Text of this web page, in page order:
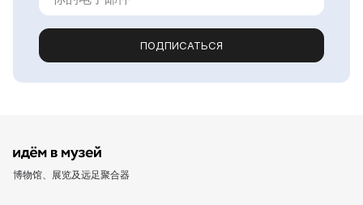
ПОДПИСАТЬСЯ
博物馆、展览及远足聚合器